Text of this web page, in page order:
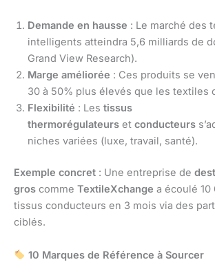
Demande en hausse : Le marché des
intelligents atteindra 5,6 milliards de
Grand View Research).
Marge améliorée : Ces produits se
30 à 50% plus élevés que les textiles
Flexibilité : Les tissus
thermorégulateurs et conducteurs
niches variées (luxe, travail, santé).
Exemple concret : Une entreprise de
gros comme TextileXchange a écoulé 10
tissus conducteurs en 3 mois via des
ciblés.
10 Marques de Référence à Sourcer